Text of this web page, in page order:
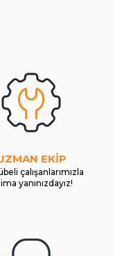
EKİP
çalışanlarımızla
yanınızdayız!